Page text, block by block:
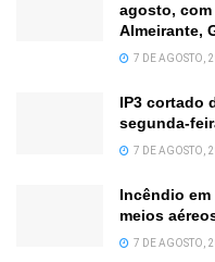
agosto, com
Almeirante,
7 DE AGOSTO,
IP3 cortado
segunda-
7 DE AGOSTO,
Incêndio
meios
7 DE AGOSTO,